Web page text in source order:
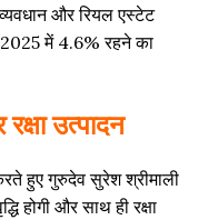
और रियल एस्टेट
2025 में 4.6% रहने का
उत्पादन
हुए गुरुदेव सुरेश श्रीमाली
होगी और साथ ही रक्षा